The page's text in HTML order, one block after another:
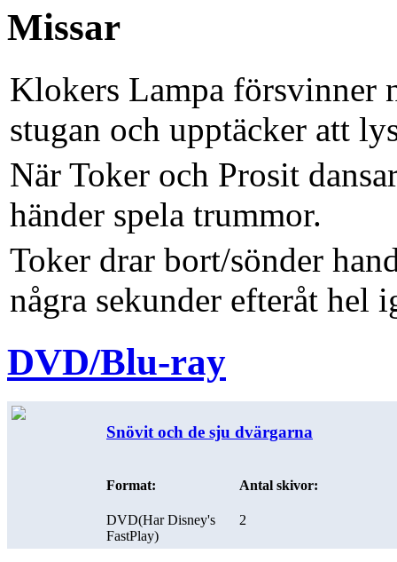
Missar
Klokers Lampa försvinner
stugan och upptäcker att
När Toker och Prosit
händer spela trummor.
Toker drar bort/sönder
några sekunder efteråt hel
DVD/Blu-ray
Snövit och de sju dvärgarna
Format:
DVD(Har Disney's
FastPlay)
Antal skivor:
2